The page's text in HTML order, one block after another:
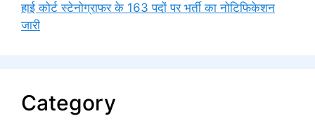
हाई कोर्ट स्टेनोग्राफर के 163 पदों पर भर्ती का नोटिफिकेशन
जारी
Category